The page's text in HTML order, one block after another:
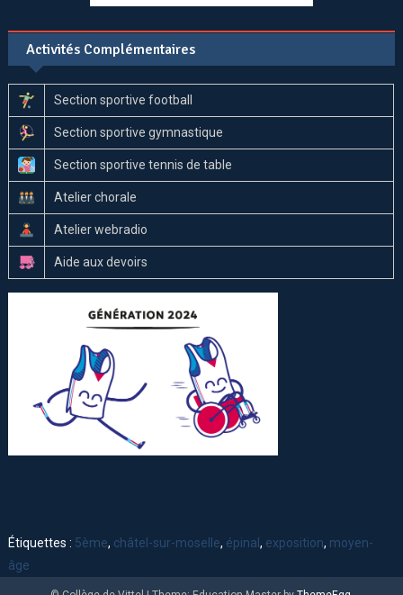
Activités Complémentaires
Section sportive football
Section sportive gymnastique
Section sportive tennis de table
Atelier chorale
Atelier webradio
Aide aux devoirs
Étiquettes : 5ème, châtel-sur-moselle, épinal, exposition, moyen-
âge